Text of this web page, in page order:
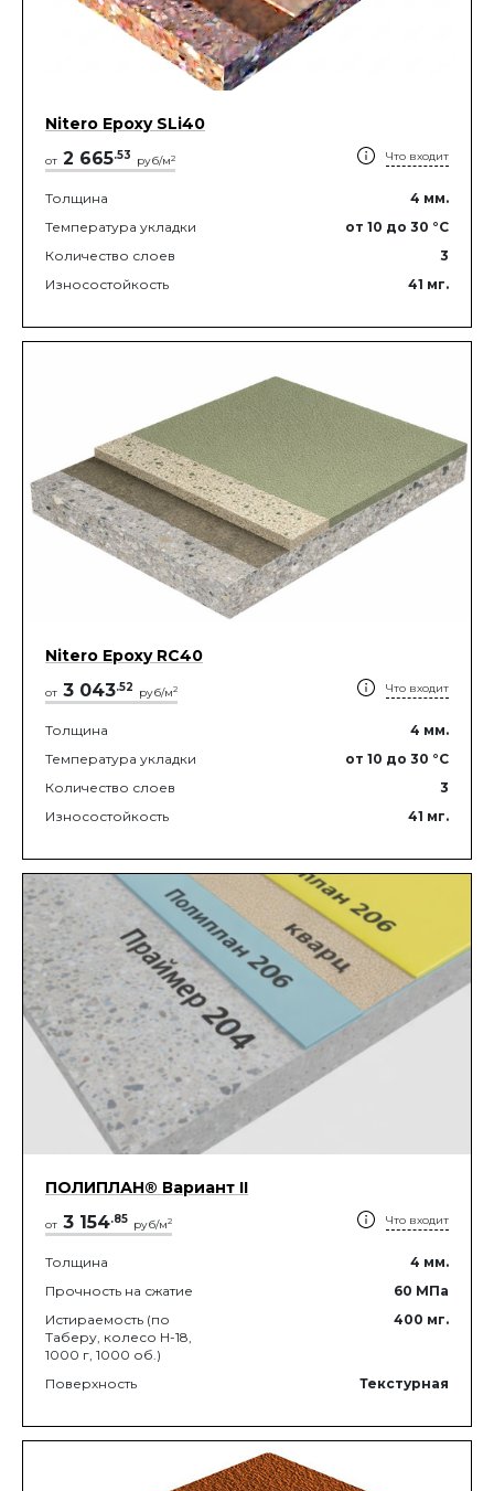
Nitero Epoxy SLi40
от 2 665.53 руб/м2 Что входит
Толщина 4 мм.
Температура укладки
от 10 до 30 °C
Количество слоев
3
Износостойкость
41 мг.
Nitero Epoxy RС40
от 3 043.52 руб/м2 Что входит
Толщина 4 мм.
Температура укладки
от 10 до 30 °C
Количество слоев
3
Износостойкость
41 мг.
ПОЛИПЛАН® Вариант II
от 3 154.85 руб/м2 Что входит
Толщина 4 мм.
Прочность на сжатие
60 МПа
Истираемость (по
Таберу, колесо Н-18,
1000 г, 1000 об.)
400 мг.
Поверхность Текстурная